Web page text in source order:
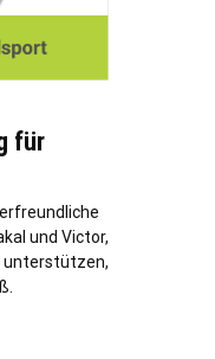
für
und Victor,
unterstützen,